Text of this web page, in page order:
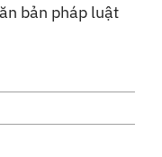
bản pháp luật